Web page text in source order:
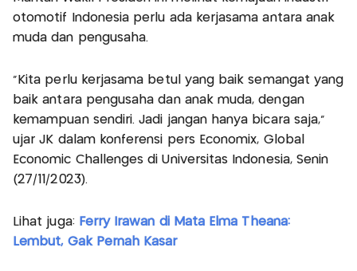
otomotif Indonesia perlu ada kerjasama antara anak
muda dan pengusaha.
"Kita perlu kerjasama betul yang baik semangat yang
baik antara pengusaha dan anak muda, dengan
kemampuan sendiri. Jadi jangan hanya bicara saja,"
ujar JK dalam konferensi pers Economix, Global
Economic Challenges di Universitas Indonesia, Senin
(27/11/2023).
Lihat juga: Ferry Irawan di Mata Elma Theana:
Lembut, Gak Pernah Kasar